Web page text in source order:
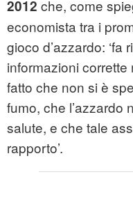
2012 che, come
economista tra i
gioco d’azzardo:
informazioni corrette
fatto che non si è
fumo, che l’azzardo
salute, e che tale
rapporto’.